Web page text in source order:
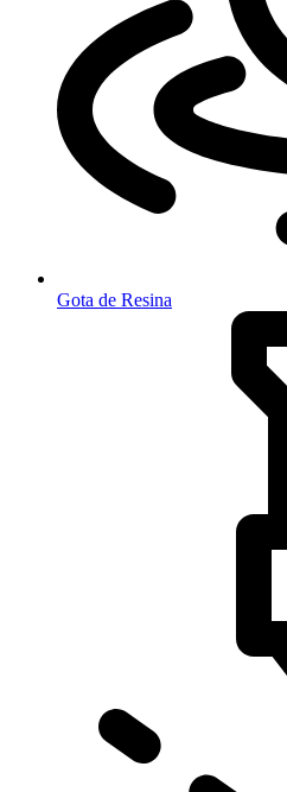
Gota de Resina